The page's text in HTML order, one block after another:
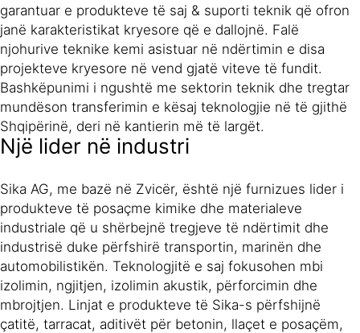
garantuar e produkteve të saj & suporti teknik që ofron
janë karakteristikat kryesore që e dallojnë. Falë
njohurive teknike kemi asistuar në ndërtimin e disa
projekteve kryesore në vend gjatë viteve të fundit.
Bashkëpunimi i ngushtë me sektorin teknik dhe tregtar
mundëson transferimin e kësaj teknologjie në të gjithë
Shqipërinë, deri në kantierin më të largët.
Një lider në industri
Sika AG, me bazë në Zvicër, është një furnizues lider i
produkteve të posaçme kimike dhe materialeve
industriale që u shërbejnë tregjeve të ndërtimit dhe
industrisë duke përfshirë transportin, marinën dhe
automobilistikën. Teknologjitë e saj fokusohen mbi
izolimin, ngjitjen, izolimin akustik, përforcimin dhe
mbrojtjen. Linjat e produkteve të Sika-s përfshijnë
çatitë, tarracat, aditivët për betonin, llaçet e posaçëm,